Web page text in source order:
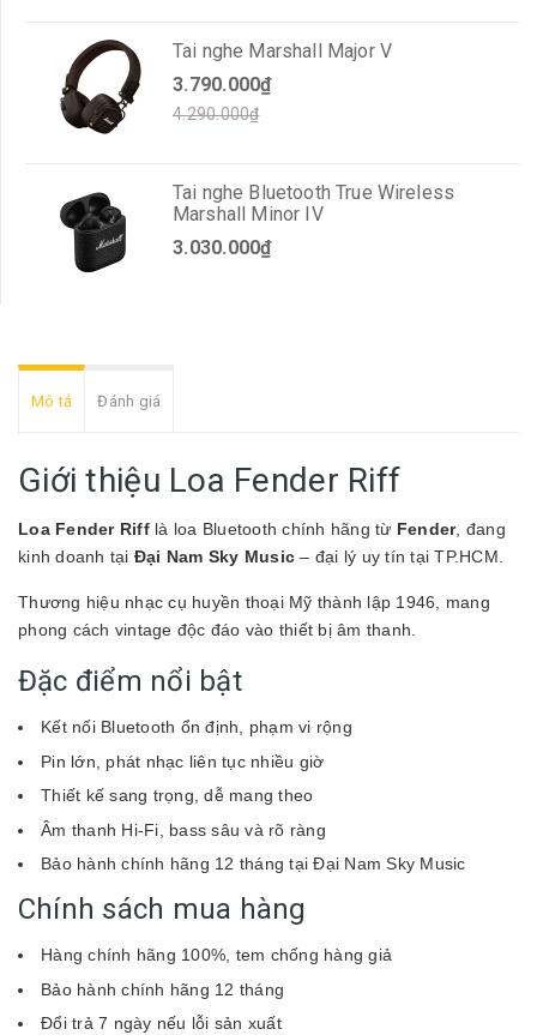
Tai nghe Marshall Major V
3.790.000₫
4.290.000₫
Tai nghe Bluetooth True Wireless
Marshall Minor IV
3.030.000₫
Mô tả Đánh giá
Giới thiệu Loa Fender Riff
Loa Fender Rifflà loa Bluetooth chính hãng từ Fender, đang
kinh doanh tại Đại Nam Sky Music – đại lý uy tín tại TP.HCM.
Thương hiệu nhạc cụ huyền thoại Mỹ thành lập 1946, mang
phong cách vintage độc đáo vào thiết bị âm thanh.
Đặc điểm nổi bật
Kết nối Bluetooth ổn định, phạm vi rộng
Pin lớn, phát nhạc liên tục nhiều giờ
Thiết kế sang trọng, dễ mang theo
Âm thanh Hi-Fi, bass sâu và rõ ràng
Bảo hành chính hãng 12 tháng tại Đại Nam Sky Music
Chính sách mua hàng
Hàng chính hãng 100%, tem chống hàng giả
Bảo hành chính hãng 12 tháng
Đổi trả 7 ngày nếu lỗi sản xuất